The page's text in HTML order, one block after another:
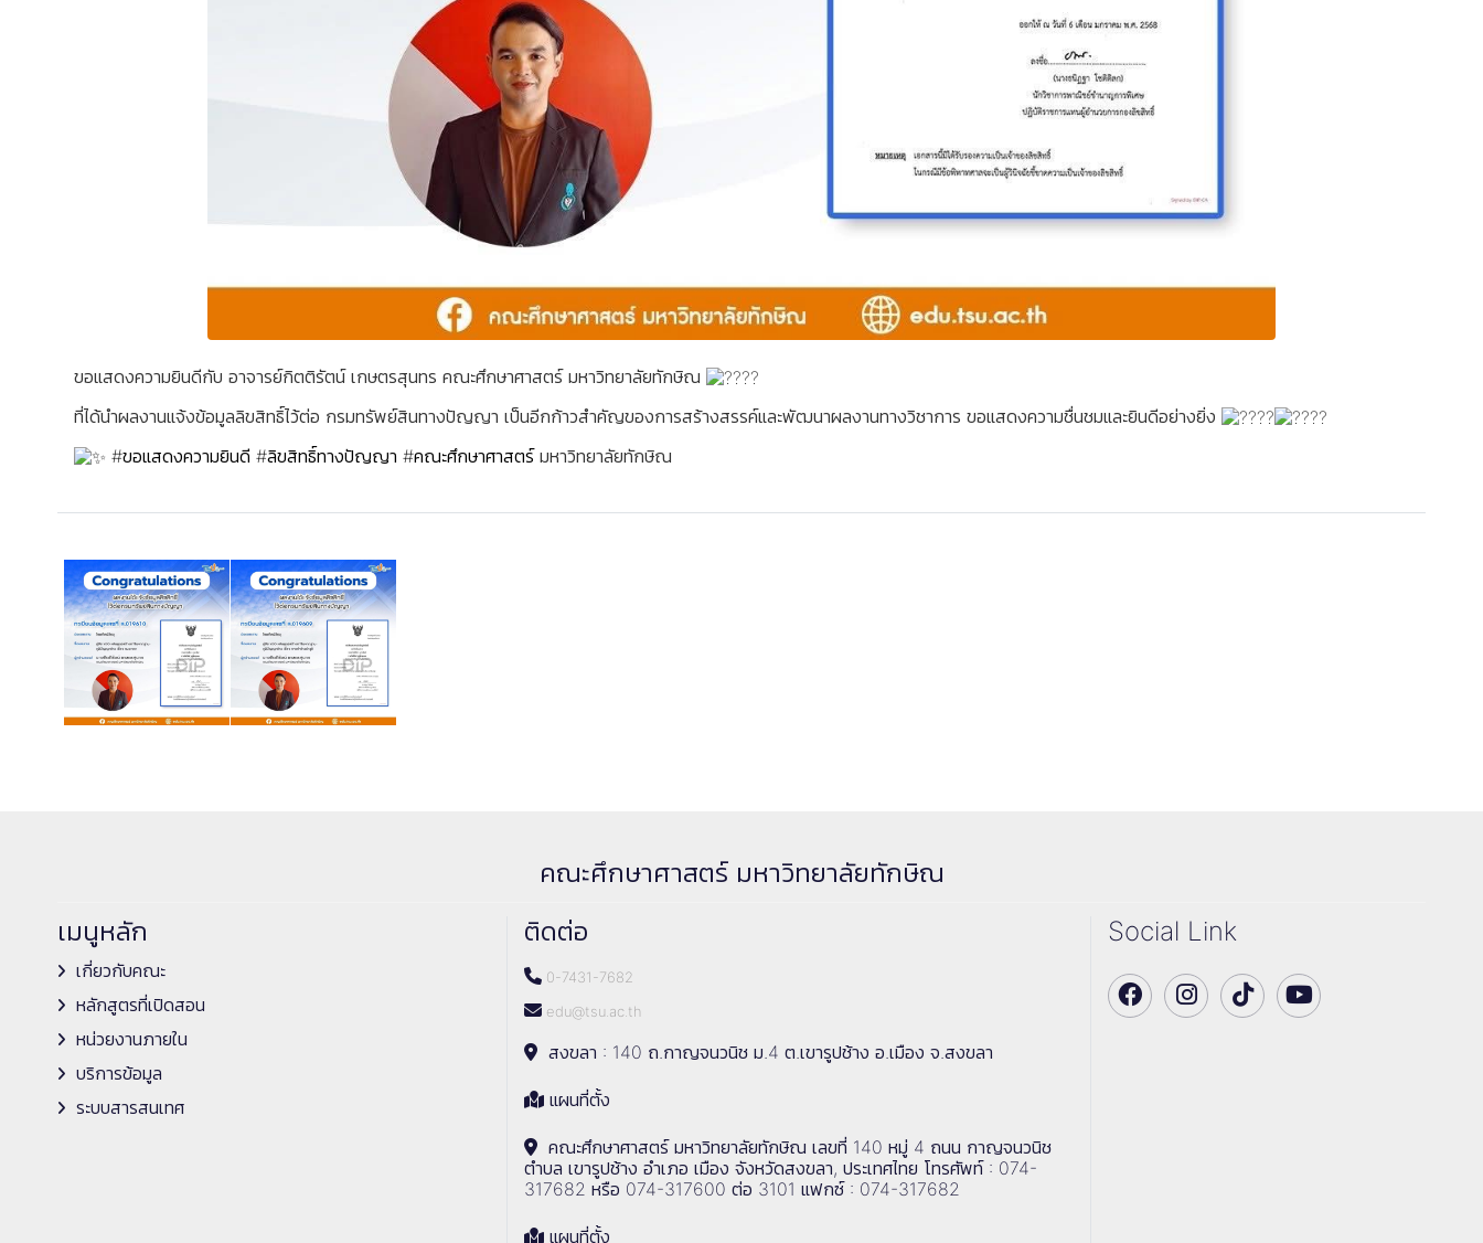
ขอแสดงความยินดีกับ อาจารย์กิตติรัตน์ เกษตรสุนทร คณะศึกษาศาสตร์ มหาวิทยาลัยทักษิณ
ที่ได้นำผลงานแจ้งข้อมูลลิขสิทธิ์ไว้ต่อ กรมทรัพย์สินทางปัญญา เป็นอีกก้าวสำคัญของการสร้างสรรค์และพัฒนาผลงานทางวิชาการ ขอแสดงความชื่นชมและยินดีอย่างยิ่ง
#ขอแสดงความยินดี #ลิขสิทธิ์ทางปัญญา #คณะศึกษาศาสตร์มหาวิทยาลัยทักษิณ
คณะศึกษาศาสตร์ มหาวิทยาลัยทักษิณ
เมนูหลัก
เกี่ยวกับคณะ
หลักสูตรที่เปิดสอน
หน่วยงานภายใน
บริการข้อมูล
ระบบสารสนเทศ
ติดต่อ
0-7431-7682
edu@tsu.ac.th
สงขลา : 140 ถ.กาญจนวนิช ม.4 ต.เขารูปช้าง อ.เมือง จ.สงขลา
แผนที่ตั้ง
คณะศึกษาศาสตร์ มหาวิทยาลัยทักษิณ เลขที่ 140 หมู่ 4 ถนน กาญจนวนิช
ตำบล เขารูปช้าง อำเภอ เมือง จังหวัดสงขลา, ประเทศไทย โทรศัพท์ : 074-
317682 หรือ 074-317600 ต่อ 3101 แฟกซ์ : 074-317682
แผนที่ตั้ง
Social Link